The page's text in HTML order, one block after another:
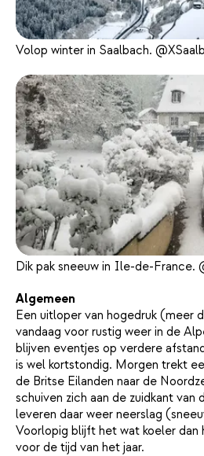
Volop winter in Saalbach.
Dik pak sneeuw in Ile-de-France.
Algemeen
Een uitloper van hogedruk (meer
vandaag voor rustig weer in de
blijven eventjes op verdere
is wel kortstondig. Morgen trekt
de Britse Eilanden naar de
schuiven zich aan de zuidkant van
leveren daar weer neerslag
Voorlopig blijft het wat koeler dan
voor de tijd van het jaar.